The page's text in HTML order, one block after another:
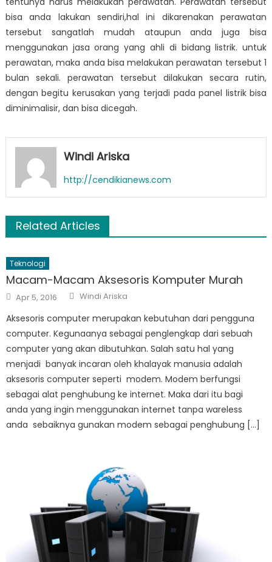
bisa anda lakukan sendiri,hal ini dikarenakan perawatan
tersebut sangatlah mudah ataupun anda juga bisa
menggunakan jasa orang yang ahli di bidang listrik. untuk
perawatan, maka anda bisa melakukan perawatan tersebut 1
bulan sekali. perawatan tersebut dilakukan secara rutin,
dengan begitu kerusakan yang terjadi pada panel listrik bisa
diminimalisir, dan bisa dicegah.
Windi Ariska
http://cendikianews.com
Related Articles
Teknologi
Macam-Macam Aksesoris Komputer Murah
Posted
on
Apr 5, 2016 Author
Windi Ariska
Aksesoris computer merupakan kebutuhan dari pengguna
computer. Kegunaanya sebagai penglengkap dari sebuah
computer yang akan dibutuhkan. Salah satu hal yang
menjadi banyak incaran oleh khalayak manusia adalah
aksesoris computer seperti modem. Modem berfungsi
sebagai alat penghubung ke internet. Maka dari itu bagi
anda yang ingin menggunakan internet tanpa wareless
anda sebaiknya gunakan modem sebagai penghubung […]